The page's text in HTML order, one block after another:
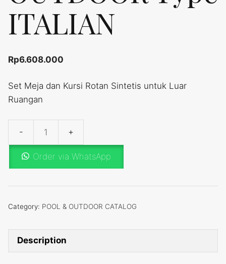
ITALIAN
Rp6.608.000
Set Meja dan Kursi Rotan Sintetis untuk Luar
Ruangan
quantity
Order via WhatsApp
Category: POOL & OUTDOOR CATALOG
Description